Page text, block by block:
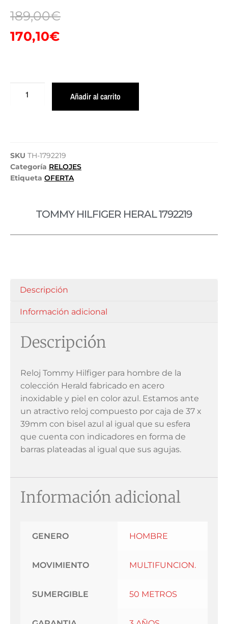
189,00€
170,10€
Añadir al carrito
SKU TH-1792219
Categoría RELOJES
Etiqueta OFERTA
TOMMY HILFIGER HERAL 1792219
Descripción
Información adicional
Descripción
Reloj Tommy Hilfiger para hombre de la
colección Herald fabricado en acero
inoxidable y piel en color azul. Estamos ante
un atractivo reloj compuesto por caja de 37 x
39mm con bisel azul al igual que su esfera
que cuenta con indicadores en forma de
barras plateadas al igual que sus agujas.
Información adicional
GENERO HOMBRE
MOVIMIENTO MULTIFUNCION.
SUMERGIBLE 50 METROS